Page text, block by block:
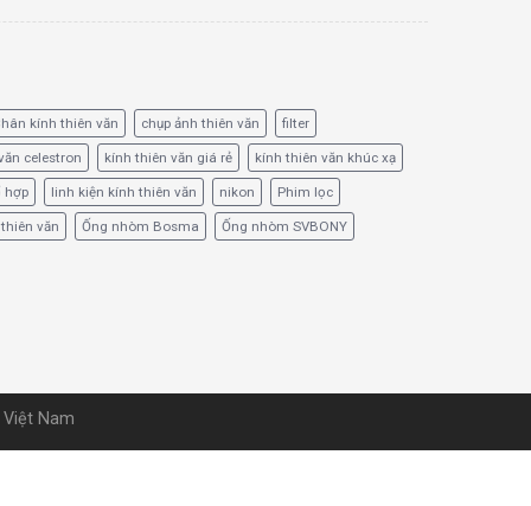
kính thiên văn chụp ảnh thiên văn filter
celestron kính thiên văn giá rẻ kính thiên văn khúc xạ
hợp linh kiện kính thiên văn nikon Phim lọc
văn Ống nhòm Bosma Ống nhòm SVBONY
Nam